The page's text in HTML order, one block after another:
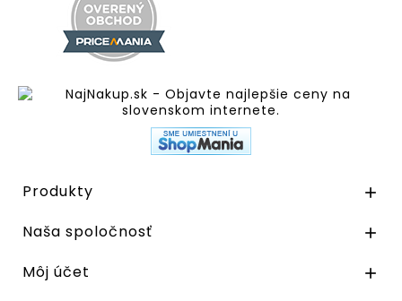
Produkty 
Naša spoločnosť 
Môj účet 